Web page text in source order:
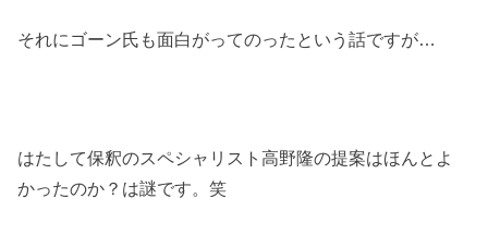
それにゴーン氏も面白がってのったという話ですが…
はたして保釈のスペシャリスト高野隆の提案はほんとよ
かったのか？は謎です。笑